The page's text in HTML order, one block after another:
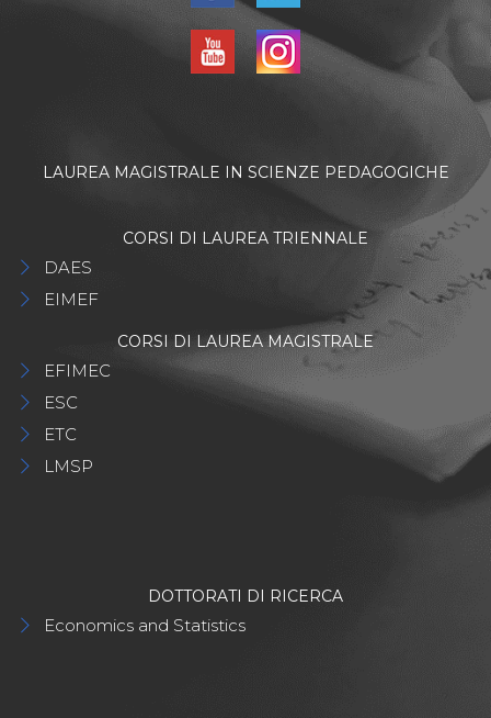
LAUREA MAGISTRALE IN SCIENZE PEDAGOGICHE
CORSI DI LAUREA TRIENNALE
DAES
EIMEF
CORSI DI LAUREA MAGISTRALE
EFIMEC
ESC
ETC
LMSP
DOTTORATI DI RICERCA
Economics and Statistics